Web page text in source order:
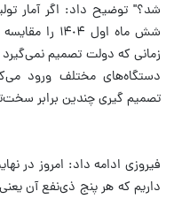
شش ماه اول
زمانی که دولت تصمیم
دستگاه‌های مختلف ورود
تصمیم گیری چندین برابر
فیروزی ادامه داد: امروز در
داریم که هر پنج ذی‌نفع آن